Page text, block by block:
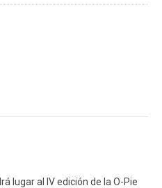
lugar al IV edición de la O-Pie